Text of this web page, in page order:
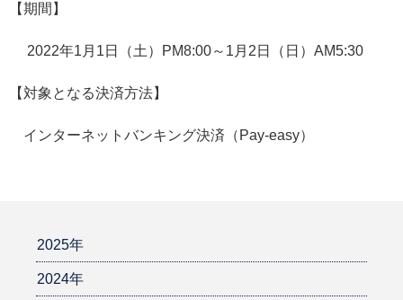
【期間】
2022年1月1日（土）PM8:00～1月2日（日）AM5:30
【対象となる決済方法】
インターネットバンキング決済（Pay-easy）
2025年
2024年